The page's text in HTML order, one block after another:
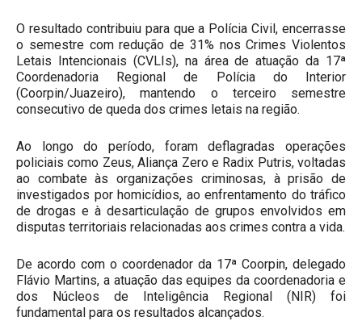
O resultado contribuiu para que a Polícia Civil, encerrasse
o semestre com redução de 31% nos Crimes Violentos
Letais Intencionais (CVLIs), na área de atuação da 17ª
Coordenadoria Regional de Polícia do Interior
(Coorpin/Juazeiro), mantendo o terceiro semestre
consecutivo de queda dos crimes letais na região.
Ao longo do período, foram deflagradas operações
policiais como Zeus, Aliança Zero e Radix Putris, voltadas
ao combate às organizações criminosas, à prisão de
investigados por homicídios, ao enfrentamento do tráfico
de drogas e à desarticulação de grupos envolvidos em
disputas territoriais relacionadas aos crimes contra a vida.
De acordo com o coordenador da 17ª Coorpin, delegado
Flávio Martins, a atuação das equipes da coordenadoria e
dos Núcleos de Inteligência Regional (NIR) foi
fundamental para os resultados alcançados.